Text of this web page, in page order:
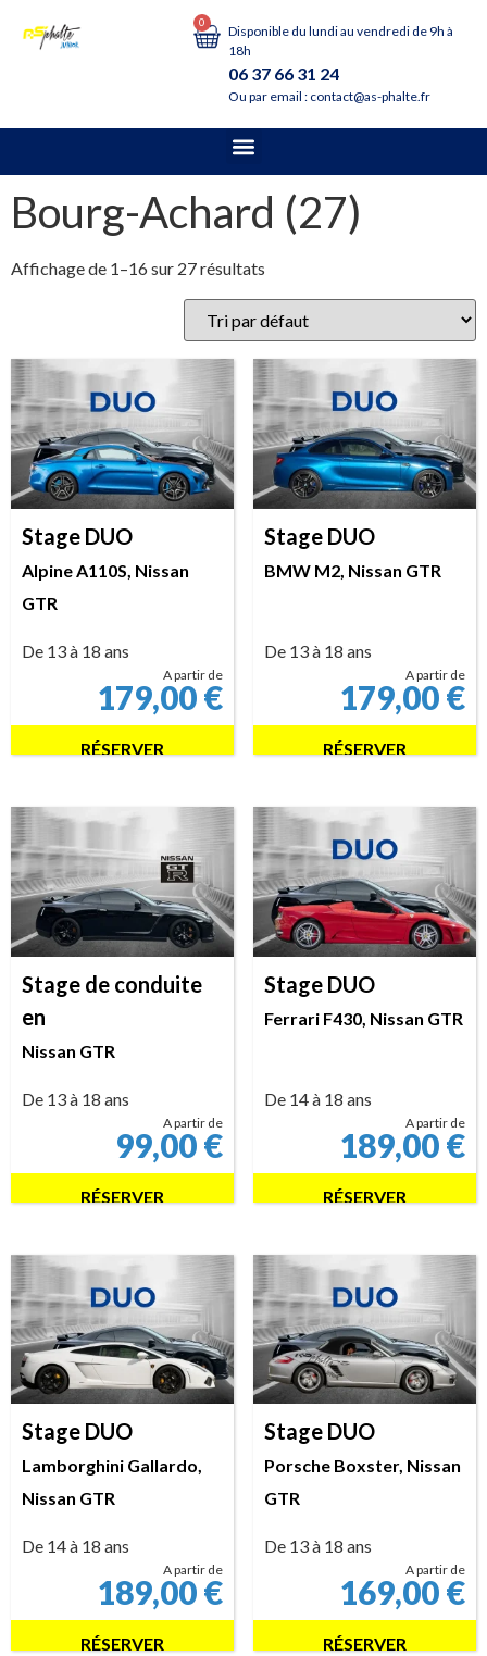
0
Disponible du lundi au vendredi de 9h à
18h
06 37 66 31 24
Ou par email : contact@as-phalte.fr
Bourg-Achard (27)
Affichage de 1–16 sur 27 résultats
Stage DUO
Alpine A110S, Nissan
GTR
De 13 à 18 ans
A partir de
179,00€
RÉSERVER
Stage DUO
BMW M2, Nissan GTR
De 13 à 18 ans
A partir de
179,00€
RÉSERVER
Stage de conduite
en
Nissan GTR
De 13 à 18 ans
A partir de
99,00€
RÉSERVER
Stage DUO
Ferrari F430, Nissan GTR
De 14 à 18 ans
A partir de
189,00€
RÉSERVER
Stage DUO
Lamborghini Gallardo,
Nissan GTR
De 14 à 18 ans
A partir de
189,00€
RÉSERVER
Stage DUO
Porsche Boxster, Nissan
GTR
De 13 à 18 ans
A partir de
169,00€
RÉSERVER